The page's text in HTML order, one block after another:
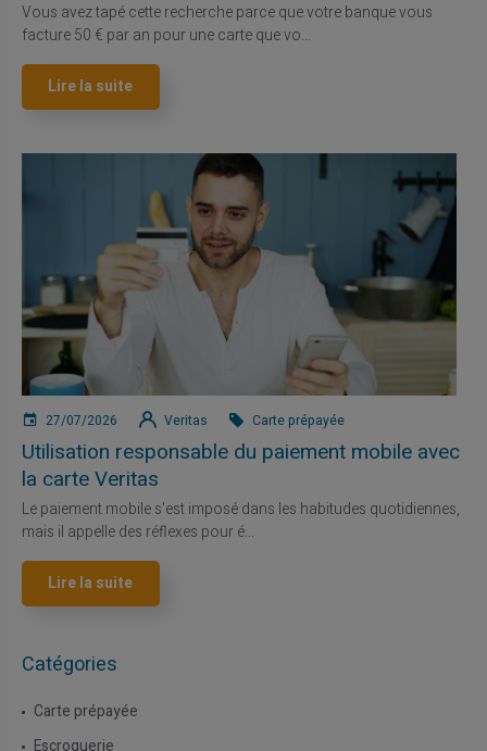
Vous avez tapé cette recherche parce que votre banque vous
facture 50 € par an pour une carte que vo...
Lire la suite
27/07/2026 Veritas Carte prépayée
Utilisation responsable du paiement mobile avec
la carte Veritas
Le paiement mobile s'est imposé dans les habitudes quotidiennes,
mais il appelle des réflexes pour é...
Lire la suite
Catégories
Carte prépayée